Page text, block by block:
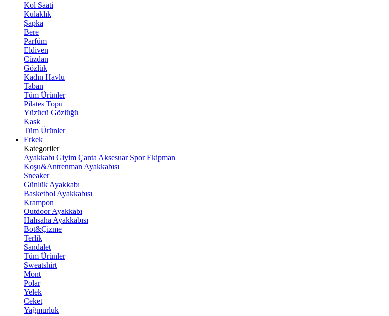
Kol Saati
Kulaklık
Şapka
Bere
Parfüm
Eldiven
Cüzdan
Gözlük
Kadın Havlu
Taban
Tüm Ürünler
Pilates Topu
Yüzücü Gözlüğü
Kask
Tüm Ürünler
Erkek
Kategoriler
Ayakkabı Giyim Çanta Aksesuar Spor Ekipman
Koşu&Antrenman Ayakkabısı
Sneaker
Günlük Ayakkabı
Basketbol Ayakkabısı
Krampon
Outdoor Ayakkabı
Halısaha Ayakkabısı
Bot&Çizme
Terlik
Sandalet
Tüm Ürünler
Sweatshirt
Mont
Polar
Yelek
Ceket
Yağmurluk